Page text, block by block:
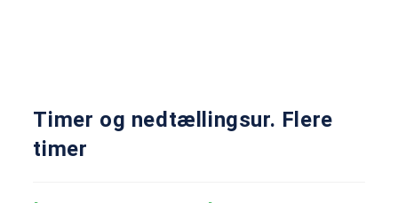
Timer og nedtællingsur. Flere
timer